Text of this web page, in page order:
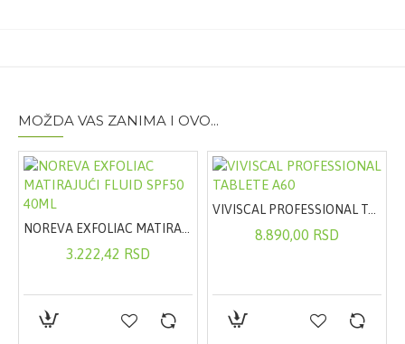
MOŽDA VAS ZANIMA I OVO...
3.222,42 RSD
8.890,00 RSD